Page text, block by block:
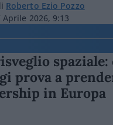
Roberto Ezio Pozzo
Aprile 2026, 9:13
spaziale:
prova a
in Europa